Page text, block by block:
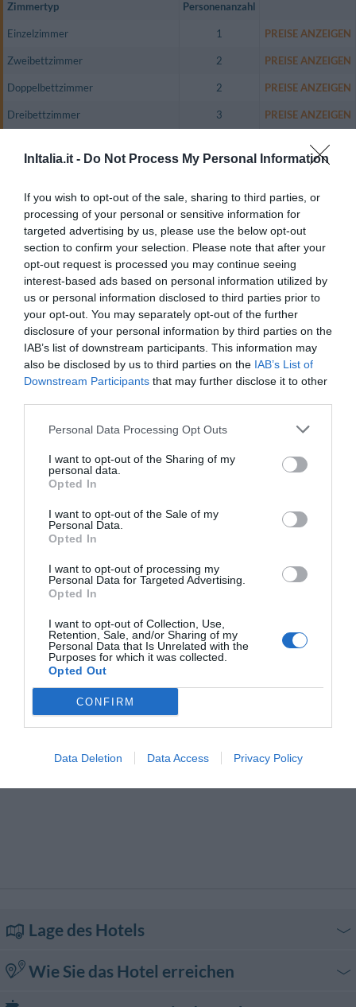
InItalia.it - Do Not Process My Personal Information
If you wish to opt-out of the sale, sharing to third parties, or
processing of your personal or sensitive information for
targeted advertising by us, please use the below opt-out
section to confirm your selection. Please note that after your
opt-out request is processed you may continue seeing
interest-based ads based on personal information utilized by
us or personal information disclosed to third parties prior to
your opt-out. You may separately opt-out of the further
disclosure of your personal information by third parties on the
IAB’s list of downstream participants. This information may
also be disclosed by us to third parties on the IAB’s List of
Downstream Participants that may further disclose it to other
Personal Data Processing Opt Outs
I want to opt-out of the Sharing of my
personal data.
Opted In
I want to opt-out of the Sale of my
Personal Data.
Opted In
I want to opt-out of processing my
Personal Data for Targeted Advertising.
Opted In
I want to opt-out of Collection, Use,
Retention, Sale, and/or Sharing of my
Personal Data that Is Unrelated with the
Purposes for which it was collected.
Opted Out
CONFIRM
Data Deletion Data Access Privacy Policy
Zimmertyp Personenanzahl
Einzelzimmer 1 PREISE ANZEIGEN
Zweibettzimmer 2 PREISE ANZEIGEN
Doppelbettzimmer 2 PREISE ANZEIGEN
Dreibettzimmer 3 PREISE ANZEIGEN
Das Hotel kann auf 34 Zimmer zurückgreifen, die alle komplett schalldicht
verkleidet sind und mit Klimaanlage, Safe, Direktwahltelefon,
Internetverbindung, Satellitenfarbfernsehen, Minibar und eigenen
Badezimmern mit Haartrockner aufwarten können.
Verfügbare Zimmer: Einzelzimmer, Zweibettzimmer, Doppelbettzimmer,
Dreibettzimmer, Vierbettzimmer, Zweibettzimmer mit Nutzung als
Einzelzimmer.
Im Preis inbegriffene Leistungen
Ausflugs - Schalter
Fernsehzimmer
Geldwechsel
Gepäckaufbewahrung
Hotelparkplatz mit eigener
Garage
Klimaanlage in den
Gemeinschaftsräumen
Lesezimmer
Rasches Ein- und Auschecken
Rezeption - rund um die Uhr
Schwimmbecken im Freien
Tageszeitungen
Beschreibung der
Sitzungssäle/Tagungssäle/Kongresssäle
modernem audiovisuellen Material bestückt.
Leistungen gegen Bezahlung
Arzt vor Ort
Ausstattungsverleih für
Meetings/ Kongresse
Autovermietung
Bügeldienst
Baby Sitter - Service
Fahrradverleih
Fax - Service
Fotokopier - Service
Limousine -Service
Lunchpakete
Motorrad- /Scooterverleih
Pool Bar
Radfahren
Reiten
Snack-bar
Stadtrundfahrten
Transfer von/zum Flughafen
Transfer von/zum Hafen
Transfer von/zum Strand
Trockenreinigung
Merkmale des Hotels
Barrierefreier Zugang
Business-Hotel
Gay Friendly
Kürzlich renoviert
Nichtraucherzimmer
Panoramablick
Schallgedämmte Zimmer
Lage des Hotels
Wie Sie das Hotel erreichen
Mit dem Auto